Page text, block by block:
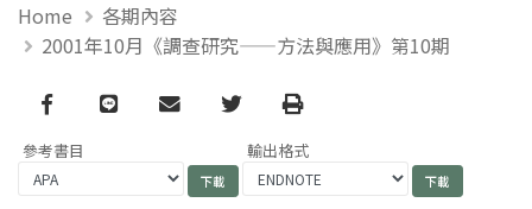
Home
各期內容
2001年10月《調查研究——方法與應用》第10期
Facebook
line email TwitterPrint
參考書目 輸出格式